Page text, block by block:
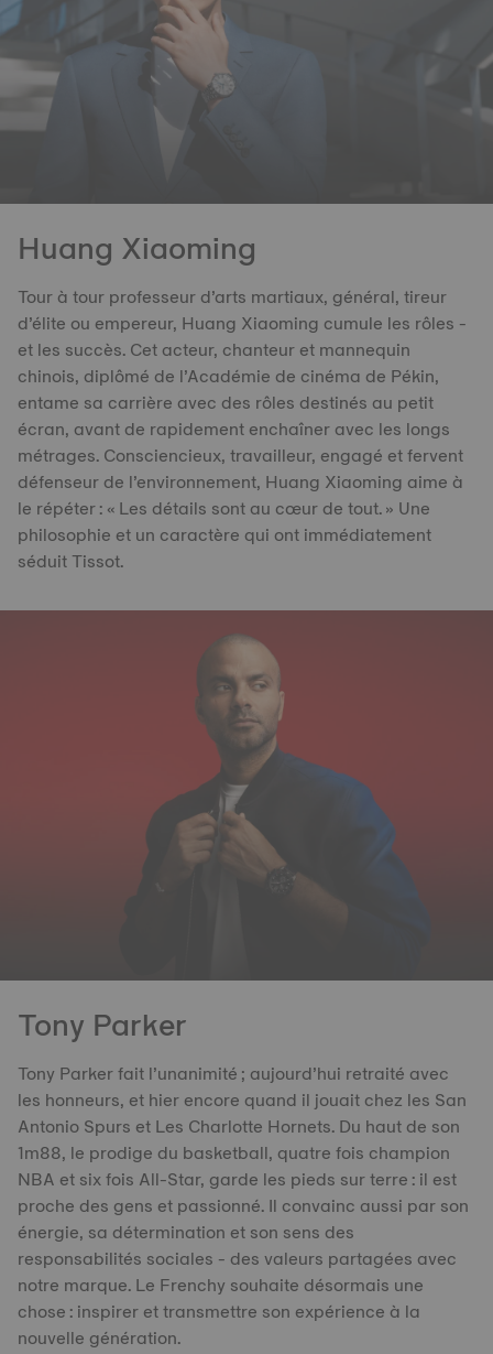
Huang Xiaoming
Tour à tour professeur d’arts martiaux, général, tireur
d’élite ou empereur, Huang Xiaoming cumule les rôles -
et les succès. Cet acteur, chanteur et mannequin
chinois, diplômé de l’Académie de cinéma de Pékin,
entame sa carrière avec des rôles destinés au petit
écran, avant de rapidement enchaîner avec les longs
métrages. Consciencieux, travailleur, engagé et fervent
défenseur de l’environnement, Huang Xiaoming aime à
le répéter : « Les détails sont au cœur de tout. » Une
philosophie et un caractère qui ont immédiatement
séduit Tissot.
Tony Parker
Tony Parker fait l’unanimité ; aujourd’hui retraité avec
les honneurs, et hier encore quand il jouait chez les San
Antonio Spurs et Les Charlotte Hornets. Du haut de son
1m88, le prodige du basketball, quatre fois champion
NBA et six fois All-Star, garde les pieds sur terre : il est
proche des gens et passionné. Il convainc aussi par son
énergie, sa détermination et son sens des
responsabilités sociales - des valeurs partagées avec
notre marque. Le Frenchy souhaite désormais une
chose : inspirer et transmettre son expérience à la
nouvelle génération.